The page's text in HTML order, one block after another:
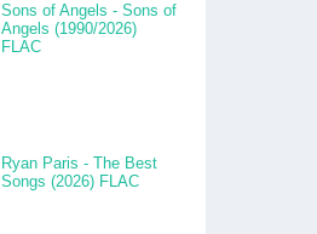
Sons of Angels - Sons of
Angels (1990/2026)
FLAC
Ryan Paris - The Best
Songs (2026) FLAC